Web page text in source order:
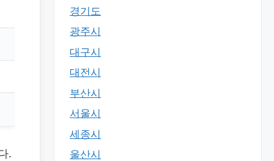
.
경기도
광주시
대구시
대전시
부산시
서울시
세종시
울산시